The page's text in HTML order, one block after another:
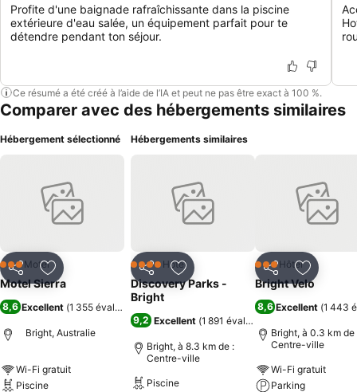
Profite d'une baignade rafraîchissante dans la piscine
extérieure d'eau salée, un équipement parfait pour te
détendre pendant ton séjour.
Ce résumé a été créé à l’aide de l’IA et peut ne pas être exact à 100 %.
Comparer avec des hébergements similaires
Hébergement sélectionné
PartagerAjouter à mes favoris
3 ÉtoilesMotel
Motel Sierra
8,6 Excellent (1 355 évaluations)
Bright, Australie
Wi-Fi gratuit
Piscine
Hébergements similaires
PartagerAjouter à mes favoris
4 ÉtoilesHôtel
Discovery Parks -
Bright
9,2 Excellent (1 891 évaluations
Bright, à 8.3 km de :
Centre-ville
Piscine
PartagerAjouter
3 ÉtoilesHôtel
Bright Velo
8,6 Excellent (1 443
Bright, à 0.3 km de
Centre-ville
Wi-Fi gratuit
Parking